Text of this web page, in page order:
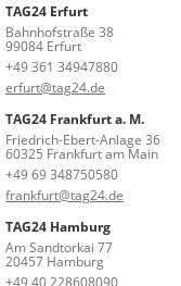
TAG24 Erfurt
Bahnhofstraße 38
99084 Erfurt
+49 361 34947880
erfurt@tag24.de
TAG24 Frankfurt a. M.
Friedrich-Ebert-Anlage 36
60325 Frankfurt am Main
+49 69 348750580
frankfurt@tag24.de
TAG24 Hamburg
Am Sandtorkai 77
20457 Hamburg
+49 40 228608090